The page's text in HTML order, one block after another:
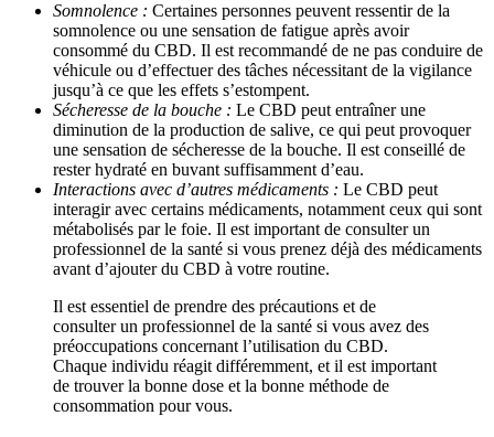
Somnolence : Certaines personnes peuvent ressentir de la
somnolence ou une sensation de fatigue après avoir
consommé du CBD. Il est recommandé de ne pas conduire de
véhicule ou d’effectuer des tâches nécessitant de la vigilance
jusqu’à ce que les effets s’estompent.
Sécheresse de la bouche : Le CBD peut entraîner une
diminution de la production de salive, ce qui peut provoquer
une sensation de sécheresse de la bouche. Il est conseillé de
rester hydraté en buvant suffisamment d’eau.
Interactions avec d’autres médicaments : Le CBD peut
interagir avec certains médicaments, notamment ceux qui sont
métabolisés par le foie. Il est important de consulter un
professionnel de la santé si vous prenez déjà des médicaments
avant d’ajouter du CBD à votre routine.
Il est essentiel de prendre des précautions et de
consulter un professionnel de la santé si vous avez des
préoccupations concernant l’utilisation du CBD.
Chaque individu réagit différemment, et il est important
de trouver la bonne dose et la bonne méthode de
consommation pour vous.